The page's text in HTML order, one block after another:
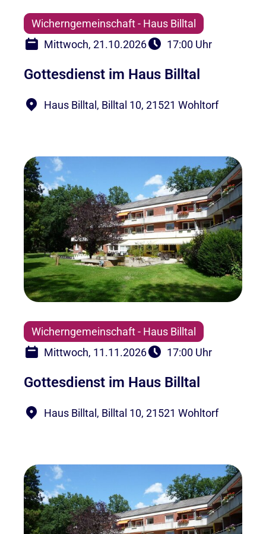
Wicherngemeinschaft - Haus Billtal
Mittwoch, 21.10.2026
17:00 Uhr
Gottesdienst im Haus Billtal
Haus Billtal, Billtal 10, 21521 Wohltorf
Wicherngemeinschaft - Haus Billtal
Mittwoch, 11.11.2026
17:00 Uhr
Gottesdienst im Haus Billtal
Haus Billtal, Billtal 10, 21521 Wohltorf